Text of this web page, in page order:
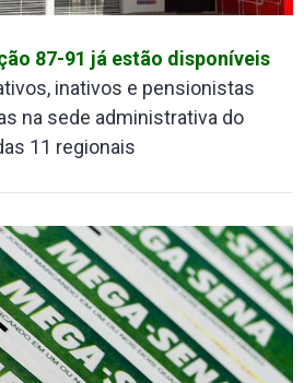
87-91 já estão disponíveis
inativos e pensionistas
na sede administrativa do
11 regionais